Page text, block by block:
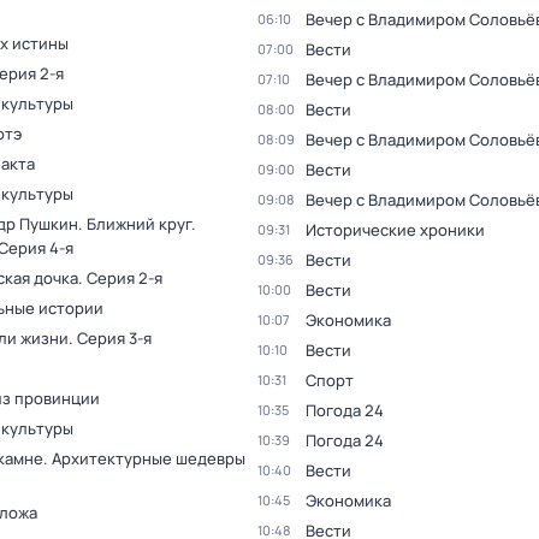
истины
2-я
Пушкин. Ближний круг.
4-я
дочка. Серия 2-я
истории
жизни. Серия 3-я
провинции
Архитектурные шедевры
06:10 Вечер с Владимиром
07:00 Вести
07:10 Вечер с Владимиром
08:00 Вести
08:09 Вечер с Владимиром
09:00 Вести
09:08 Вечер с Владимиром
09:31 Исторические хроники
09:36 Вести
10:00 Вести
10:07 Экономика
10:10 Вести
10:31 Спорт
10:35 Погода 24
10:39 Погода 24
10:40 Вести
10:45 Экономика
10:48 Вести